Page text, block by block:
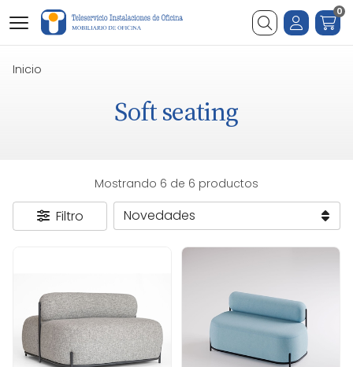
Buscar
0
Inicio
Soft seating
Mostrando 6 de 6 productos
Filtro